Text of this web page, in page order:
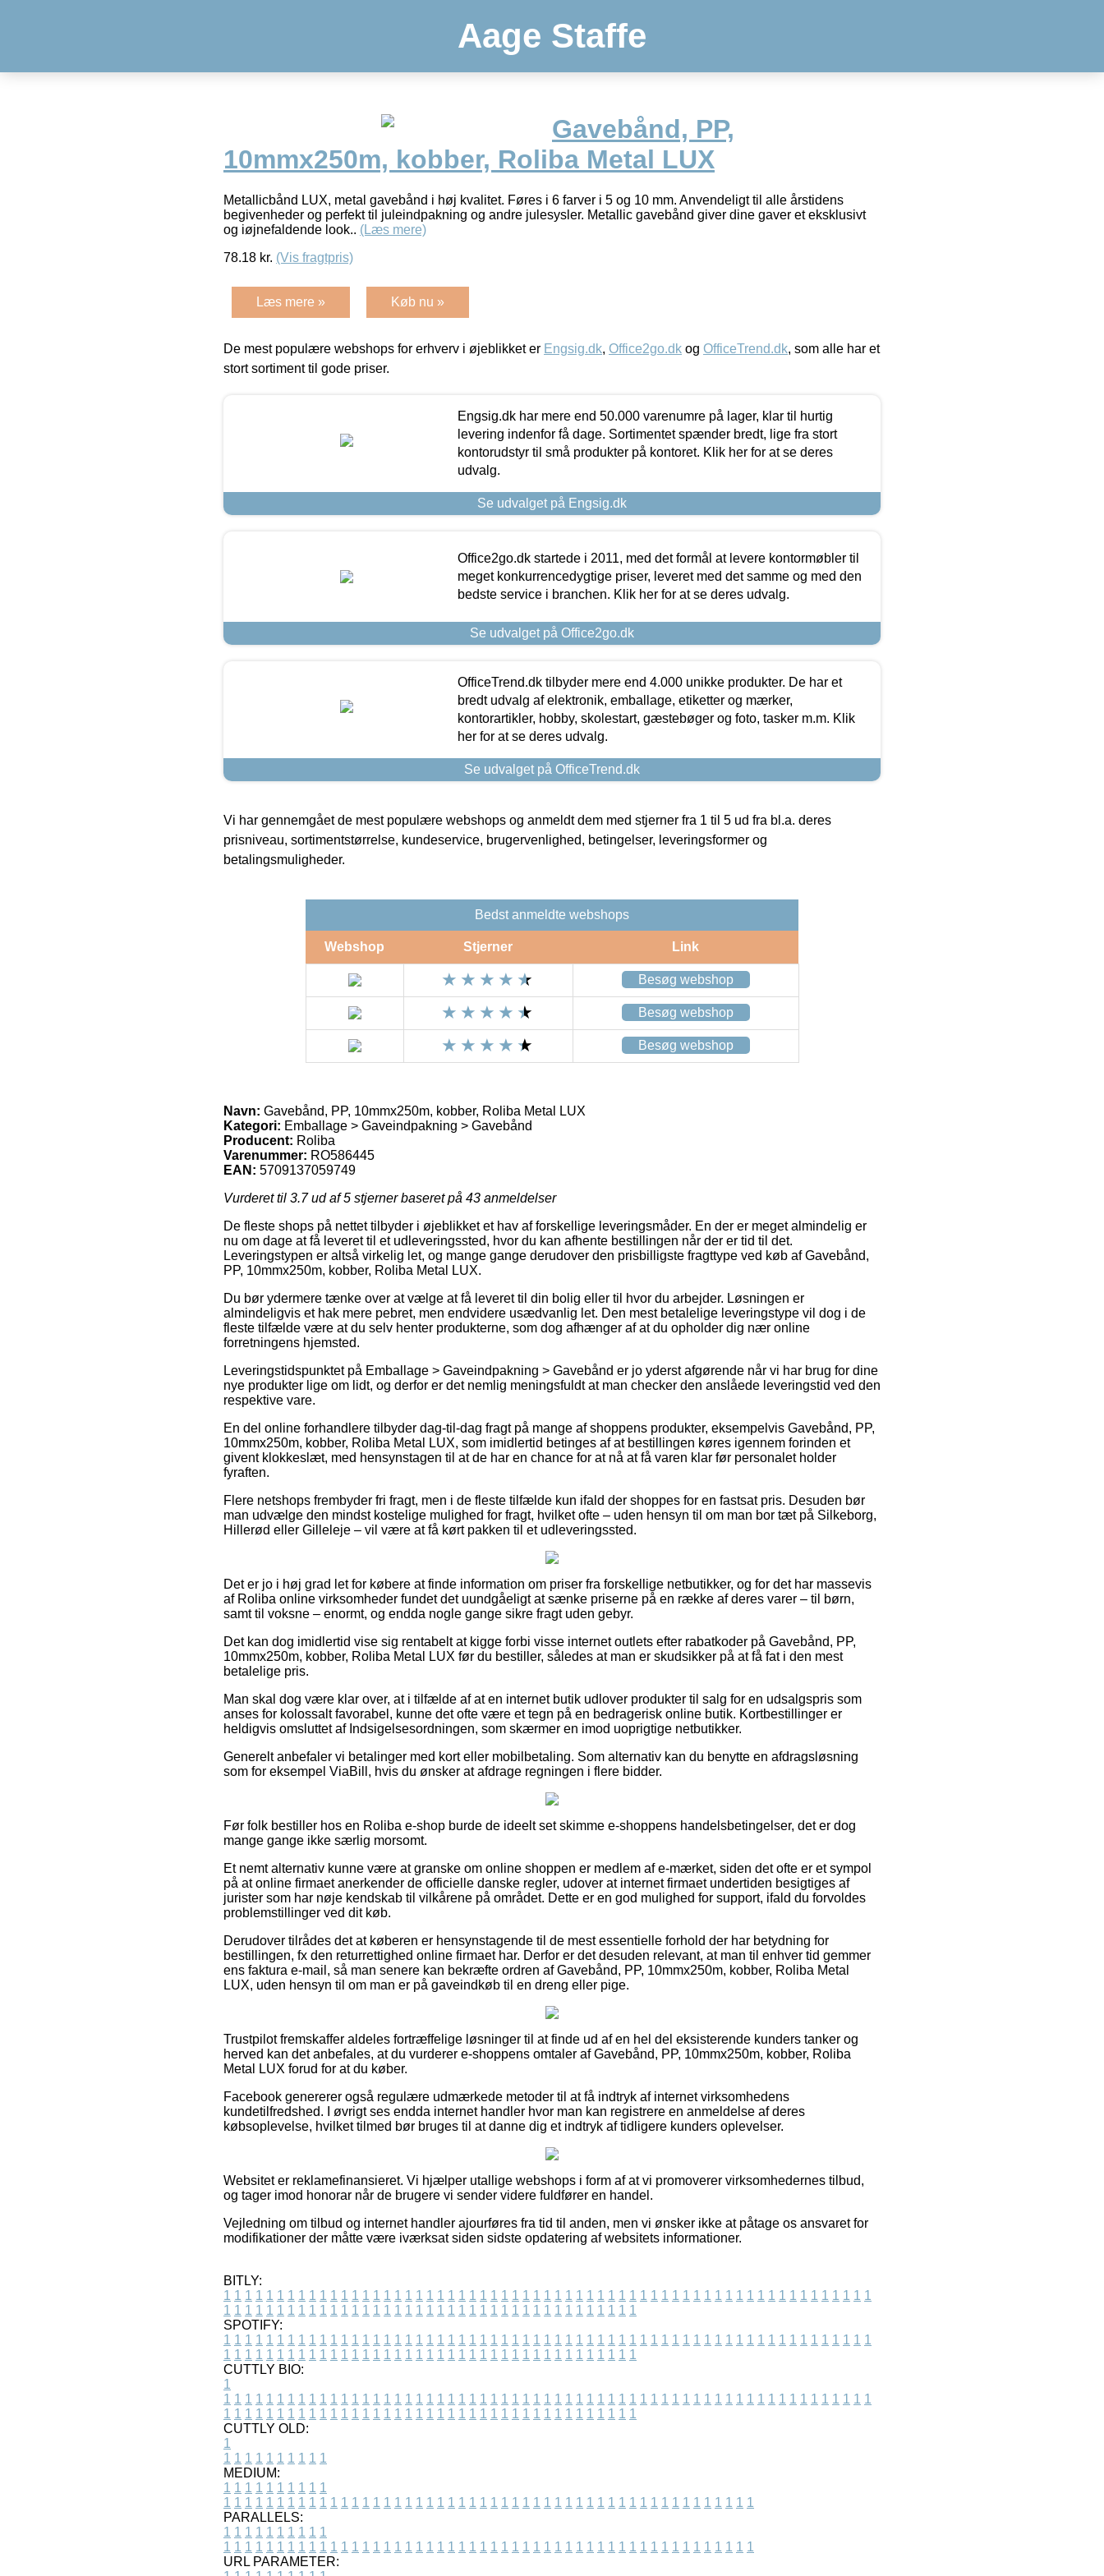
Aage Staffe
Gavebånd, PP,
10mmx250m, kobber, Roliba Metal LUX
Metallicbånd LUX, metal gavebånd i høj kvalitet. Føres i 6 farver i 5 og 10 mm. Anvendeligt til alle årstidens
begivenheder og perfekt til juleindpakning og andre julesysler. Metallic gavebånd giver dine gaver et eksklusivt
og iøjnefaldende look.. (Læs mere)
78.18 kr. (Vis fragtpris)
Læs mere » Køb nu »
De mest populære webshops for erhverv i øjeblikket er Engsig.dk, Office2go.dk og OfficeTrend.dk, som alle har et
stort sortiment til gode priser.
Engsig.dk har mere end 50.000 varenumre på lager, klar til hurtig
levering indenfor få dage. Sortimentet spænder bredt, lige fra stort
kontorudstyr til små produkter på kontoret. Klik her for at se deres
udvalg.
Se udvalget på Engsig.dk
Office2go.dk startede i 2011, med det formål at levere kontormøbler til
meget konkurrencedygtige priser, leveret med det samme og med den
bedste service i branchen. Klik her for at se deres udvalg.
Se udvalget på Office2go.dk
OfficeTrend.dk tilbyder mere end 4.000 unikke produkter. De har et
bredt udvalg af elektronik, emballage, etiketter og mærker,
kontorartikler, hobby, skolestart, gæstebøger og foto, tasker m.m. Klik
her for at se deres udvalg.
Se udvalget på OfficeTrend.dk
Vi har gennemgået de mest populære webshops og anmeldt dem med stjerner fra 1 til 5 ud fra bl.a. deres
prisniveau, sortimentstørrelse, kundeservice, brugervenlighed, betingelser, leveringsformer og
betalingsmuligheder.
Bedst anmeldte webshops
Webshop Stjerner Link
Besøg webshop
Besøg webshop
Besøg webshop
Navn: Gavebånd, PP, 10mmx250m, kobber, Roliba Metal LUX
Kategori: Emballage > Gaveindpakning > Gavebånd
Producent: Roliba
Varenummer: RO586445
EAN: 5709137059749
Vurderet til 3.7ud af 5 stjerner baseret på 43 anmeldelser
De fleste shops på nettet tilbyder i øjeblikket et hav af forskellige leveringsmåder. En der er meget almindelig er
nu om dage at få leveret til et udleveringssted, hvor du kan afhente bestillingen når der er tid til det.
Leveringstypen er altså virkelig let, og mange gange derudover den prisbilligste fragttype ved køb af Gavebånd,
PP, 10mmx250m, kobber, Roliba Metal LUX.
Du bør ydermere tænke over at vælge at få leveret til din bolig eller til hvor du arbejder. Løsningen er
almindeligvis et hak mere pebret, men endvidere usædvanlig let. Den mest betalelige leveringstype vil dog i de
fleste tilfælde være at du selv henter produkterne, som dog afhænger af at du opholder dig nær online
forretningens hjemsted.
Leveringstidspunktet på Emballage > Gaveindpakning > Gavebånd er jo yderst afgørende når vi har brug for dine
nye produkter lige om lidt, og derfor er det nemlig meningsfuldt at man checker den anslåede leveringstid ved den
respektive vare.
En del online forhandlere tilbyder dag-til-dag fragt på mange af shoppens produkter, eksempelvis Gavebånd, PP,
10mmx250m, kobber, Roliba Metal LUX, som imidlertid betinges af at bestillingen køres igennem forinden et
givent klokkeslæt, med hensynstagen til at de har en chance for at nå at få varen klar før personalet holder
fyraften.
Flere netshops frembyder fri fragt, men i de fleste tilfælde kun ifald der shoppes for en fastsat pris. Desuden bør
man udvælge den mindst kostelige mulighed for fragt, hvilket ofte – uden hensyn til om man bor tæt på Silkeborg,
Hillerød eller Gilleleje – vil være at få kørt pakken til et udleveringssted.
Det er jo i høj grad let for købere at finde information om priser fra forskellige netbutikker, og for det har massevis
af Roliba online virksomheder fundet det uundgåeligt at sænke priserne på en række af deres varer – til børn,
samt til voksne – enormt, og endda nogle gange sikre fragt uden gebyr.
Det kan dog imidlertid vise sig rentabelt at kigge forbi visse internet outlets efter rabatkoder på Gavebånd, PP,
10mmx250m, kobber, Roliba Metal LUX før du bestiller, således at man er skudsikker på at få fat i den mest
betalelige pris.
Man skal dog være klar over, at i tilfælde af at en internet butik udlover produkter til salg for en udsalgspris som
anses for kolossalt favorabel, kunne det ofte være et tegn på en bedragerisk online butik. Kortbestillinger er
heldigvis omsluttet af Indsigelsesordningen, som skærmer en imod uoprigtige netbutikker.
Generelt anbefaler vi betalinger med kort eller mobilbetaling. Som alternativ kan du benytte en afdragsløsning
som for eksempel ViaBill, hvis du ønsker at afdrage regningen i flere bidder.
Før folk bestiller hos en Roliba e-shop burde de ideelt set skimme e-shoppens handelsbetingelser, det er dog
mange gange ikke særlig morsomt.
Et nemt alternativ kunne være at granske om online shoppen er medlem af e-mærket, siden det ofte er et sympol
på at online firmaet anerkender de officielle danske regler, udover at internet firmaet undertiden besigtiges af
jurister som har nøje kendskab til vilkårene på området. Dette er en god mulighed for support, ifald du forvoldes
problemstillinger ved dit køb.
Derudover tilrådes det at køberen er hensynstagende til de mest essentielle forhold der har betydning for
bestillingen, fx den returrettighed online firmaet har. Derfor er det desuden relevant, at man til enhver tid gemmer
ens faktura e-mail, så man senere kan bekræfte ordren af Gavebånd, PP, 10mmx250m, kobber, Roliba Metal
LUX, uden hensyn til om man er på gaveindkøb til en dreng eller pige.
Trustpilot fremskaffer aldeles fortræffelige løsninger til at finde ud af en hel del eksisterende kunders tanker og
herved kan det anbefales, at du vurderer e-shoppens omtaler af Gavebånd, PP, 10mmx250m, kobber, Roliba
Metal LUX forud for at du køber.
Facebook genererer også regulære udmærkede metoder til at få indtryk af internet virksomhedens
kundetilfredshed. I øvrigt ses endda internet handler hvor man kan registrere en anmeldelse af deres
købsoplevelse, hvilket tilmed bør bruges til at danne dig et indtryk af tidligere kunders oplevelser.
Websitet er reklamefinansieret. Vi hjælper utallige webshops i form af at vi promoverer virksomhedernes tilbud,
og tager imod honorar når de brugere vi sender videre fuldfører en handel.
Vejledning om tilbud og internet handler ajourføres fra tid til anden, men vi ønsker ikke at påtage os ansvaret for
modifikationer der måtte være iværksat siden sidste opdatering af websitets informationer.
BITLY:
1 1 1 1 1 1 1 1 1 1 1 1 1 1 1 1 1 1 1 1 1 1 1 1 1 1 1 1 1 1 1 1 1 1 1 1 1 1 1 1 1 1 1 1 1 1 1 1 1 1 1 1 1 1 1 1 1 1 1 1 1
1 1 1 1 1 1 1 1 1 1 1 1 1 1 1 1 1 1 1 1 1 1 1 1 1 1 1 1 1 1 1 1 1 1 1 1 1 1 1
SPOTIFY:
1 1 1 1 1 1 1 1 1 1 1 1 1 1 1 1 1 1 1 1 1 1 1 1 1 1 1 1 1 1 1 1 1 1 1 1 1 1 1 1 1 1 1 1 1 1 1 1 1 1 1 1 1 1 1 1 1 1 1 1 1
1 1 1 1 1 1 1 1 1 1 1 1 1 1 1 1 1 1 1 1 1 1 1 1 1 1 1 1 1 1 1 1 1 1 1 1 1 1 1
CUTTLY BIO:
1
1 1 1 1 1 1 1 1 1 1 1 1 1 1 1 1 1 1 1 1 1 1 1 1 1 1 1 1 1 1 1 1 1 1 1 1 1 1 1 1 1 1 1 1 1 1 1 1 1 1 1 1 1 1 1 1 1 1 1 1 1
1 1 1 1 1 1 1 1 1 1 1 1 1 1 1 1 1 1 1 1 1 1 1 1 1 1 1 1 1 1 1 1 1 1 1 1 1 1 1
CUTTLY OLD:
1
1 1 1 1 1 1 1 1 1 1
MEDIUM:
1 1 1 1 1 1 1 1 1 1
1 1 1 1 1 1 1 1 1 1 1 1 1 1 1 1 1 1 1 1 1 1 1 1 1 1 1 1 1 1 1 1 1 1 1 1 1 1 1 1 1 1 1 1 1 1 1 1 1 1
PARALLELS:
1 1 1 1 1 1 1 1 1 1
1 1 1 1 1 1 1 1 1 1 1 1 1 1 1 1 1 1 1 1 1 1 1 1 1 1 1 1 1 1 1 1 1 1 1 1 1 1 1 1 1 1 1 1 1 1 1 1 1 1
URL PARAMETER: